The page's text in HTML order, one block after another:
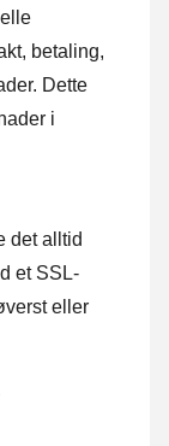
betaling,
Dette
i
det alltid
et SSL-
eller